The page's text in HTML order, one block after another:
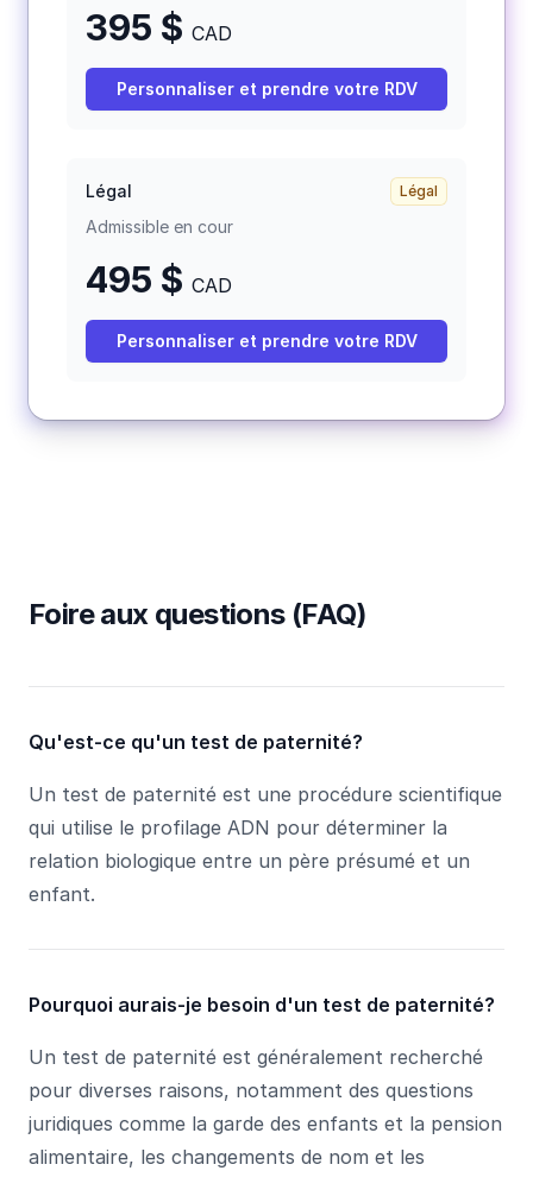
395 $ CAD
Personnaliser et prendre votre RDV
Légal Légal
Admissible en cour
495 $ CAD
Personnaliser et prendre votre RDV
Foire aux questions (FAQ)
Qu'est-ce qu'un test de paternité?
Un test de paternité est une procédure scientifique
qui utilise le profilage ADN pour déterminer la
relation biologique entre un père présumé et un
enfant.
Pourquoi aurais-je besoin d'un test de paternité?
Un test de paternité est généralement recherché
pour diverses raisons, notamment des questions
juridiques comme la garde des enfants et la pension
alimentaire, les changements de nom et les